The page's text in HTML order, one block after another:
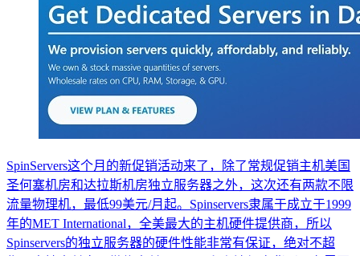
SpinServers这个月的新促销活动来了，除了常规促销主机美国
圣何塞机房和达拉斯机房独立服务器之外，这次还有两款不限
流量物理机，最低99美元/月起。Spinservers隶属于成立于1999
年的MET International，全美最大的主机硬件提供商，所以
Spinservers的独立服务器的硬件性能非常有保证，绝对不超